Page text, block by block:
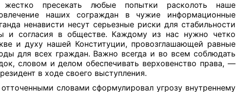
жестко пресекать любые попытки расколоть наше
наших сограждан в чужие информационные
ненависти несут серьезные риски для стабильности
и согласия в обществе. Каждому из нас нужно четко
и духу нашей Конституции, провозглашающей равные
для всех граждан. Важно всегда и во всем соблюдать
словом и делом обеспечивать верховенство права, —
в ходе своего выступления.
словами сформулировал угрозу внутреннему